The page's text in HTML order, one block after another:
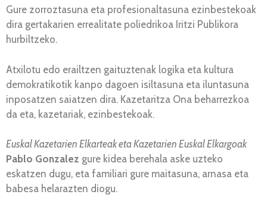
Gure zorroztasuna eta profesionaltasuna ezinbestekoak
dira gertakarien errealitate poliedrikoa Iritzi Publikora
hurbiltzeko.
Atxilotu edo erailtzen gaituztenak logika eta kultura
demokratikotik kanpo dagoen isiltasuna eta iluntasuna
inposatzen saiatzen dira. Kazetaritza Ona beharrezkoa
da eta, kazetariak, ezinbestekoak.
Euskal Kazetarien Elkarteak eta Kazetarien Euskal Elkargoak
Pablo Gonzalez gure kidea berehala aske uzteko
eskatzen dugu, eta familiari gure maitasuna, arnasa eta
babesa helarazten diogu.